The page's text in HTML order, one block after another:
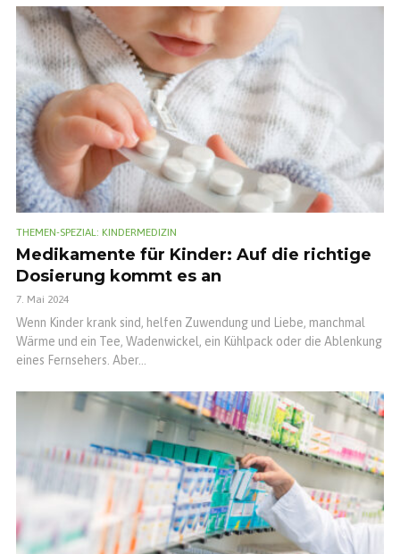
THEMEN-SPEZIAL: KINDERMEDIZIN
Medikamente für Kinder: Auf die richtige
Dosierung kommt es an
7. Mai 2024
Wenn Kinder krank sind, helfen Zuwendung und Liebe, manchmal
Wärme und ein Tee, Wadenwickel, ein Kühlpack oder die Ablenkung
eines Fernsehers. Aber...